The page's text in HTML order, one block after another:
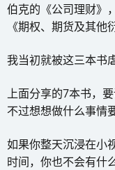
伯克的《公司理财》
《期权、期货及其他
我当初就被这三本书
上面分享的7本书，
不过想想做什么事情
如果你整天沉浸在小
时间，你也不会有什